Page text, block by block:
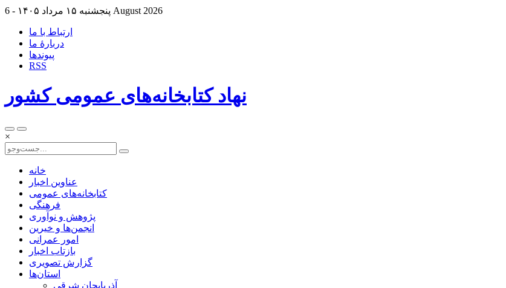
پنجشنبه ۱۵ مرداد ۱۴۰۵ - 6 August 2026
ارتباط با ما
دربارهٔ ما
پيوندها
RSS
نهاد کتابخانه‌های عمومی کشور
×
خانه
عناوین اخبار
کتابخانه‌های عمومی
فرهنگی
پژوهش و نوآوری
انجمن‌ها و خیرین
امور عمرانی
بازتاب اخبار
گزارش تصویری
استان‌ها
آذربايجان شرقی